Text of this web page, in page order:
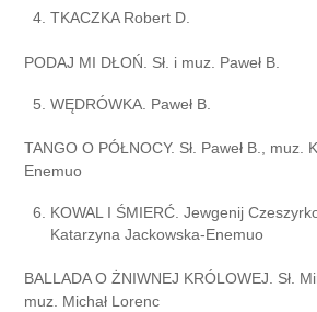
TKACZKA Robert D.
PODAJ MI DŁOŃ. Sł. i muz. Paweł В.
WĘDRÓWKA. Paweł В.
TANGO O PÓŁNOCY. Sł. Paweł В., muz.
Enemuo
KOWAL I ŚMIERĆ. Jewgenij
Katarzyna Jackowska-Enemuo
BALLADA O ŻNIWNEJ KRÓLOWEJ. Sł.
muz. Michał Lorenc